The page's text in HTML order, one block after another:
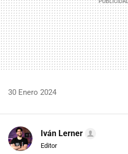
30 Enero 2024
Iván Lerner
Editor